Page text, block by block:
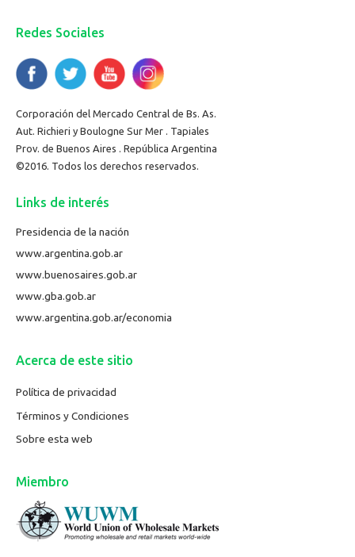
Redes Sociales
Corporación del Mercado Central de Bs. As.
Aut. Richieri y Boulogne Sur Mer . Tapiales
Prov. de Buenos Aires . República Argentina
©2016. Todos los derechos reservados.
Links de interés
Presidencia de la nación
www.argentina.gob.ar
www.buenosaires.gob.ar
www.gba.gob.ar
www.argentina.gob.ar/economia
Acerca de este sitio
Política de privacidad
Términos y Condiciones
Sobre esta web
Miembro